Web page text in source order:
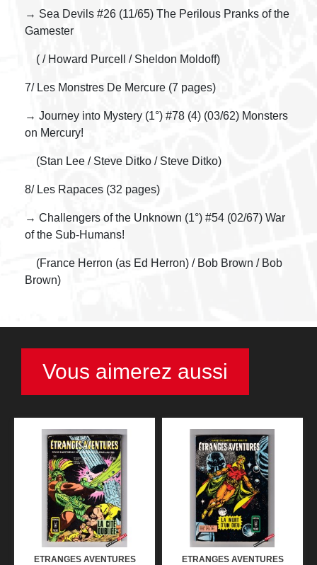
→ Sea Devils #26 (11/65) The Perilous Pranks of the
Gamester
( / Howard Purcell / Sheldon Moldoff)
7/ Les Monstres De Mercure (7 pages)
→ Journey into Mystery (1°) #78 (4) (03/62) Monsters
on Mercury!
(Stan Lee / Steve Ditko / Steve Ditko)
8/ Les Rapaces (32 pages)
→ Challengers of the Unknown (1°) #54 (02/67) War
of the Sub-Humans!
(France Herron (as Ed Herron) / Bob Brown / Bob
Brown)
Vous aimerez aussi
ETRANGES AVENTURES
ETRANGES AVENTURES